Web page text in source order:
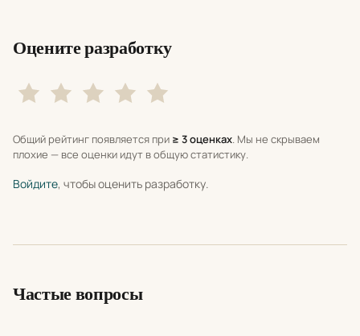
Оцените разработку
Общий рейтинг появляется при ≥ 3 оценках. Мы не скрываем
плохие — все оценки идут в общую статистику.
Войдите, чтобы оценить разработку.
Частые вопросы